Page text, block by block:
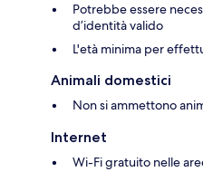
Potrebbe essere
d’identità valido
L'età minima per
Animali domestici
Non si ammettono
Internet
Wi-Fi gratuito nelle